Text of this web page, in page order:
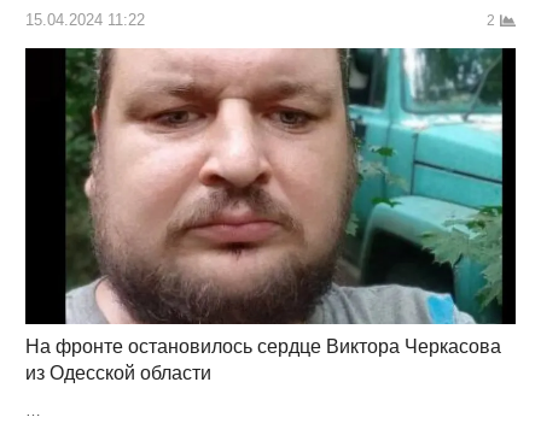
15.04.2024 11:22 2
На фронте остановилось сердце Виктора Черкасова
из Одесской области